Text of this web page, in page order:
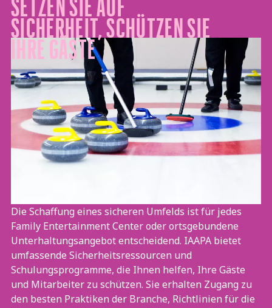
SICHERHEIT, SCHÜTZEN SIE
IHRE GÄSTE
Die Schaffung eines sicheren Umfelds ist für jedes
Family Entertainment Center oder ortsgebundene
Unterhaltungsangebot entscheidend. IAAPA bietet
umfassende Sicherheitsressourcen und
Schulungsprogramme, die Ihnen helfen, Ihre Gäste
und Mitarbeiter zu schützen. Sie erhalten Zugang zu
den besten Praktiken der Branche, Richtlinien für die